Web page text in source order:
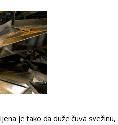
je tako da duže čuva svežinu,